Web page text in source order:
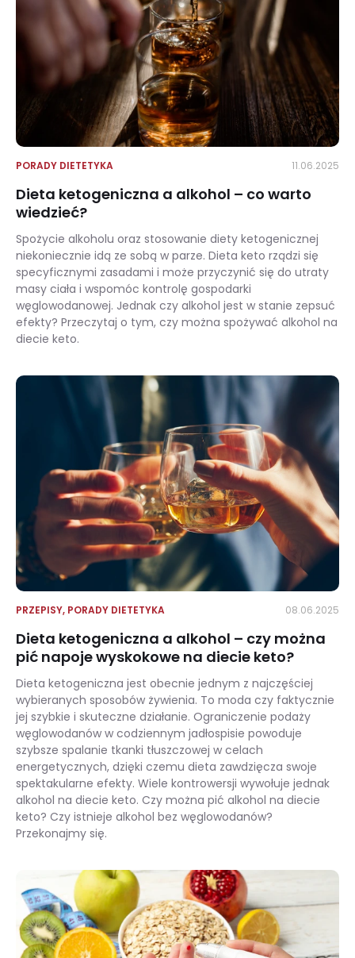
PORADY DIETETYKA 11.06.2025
Dieta ketogeniczna a alkohol – co warto
wiedzieć?
Spożycie alkoholu oraz stosowanie diety ketogenicznej
niekoniecznie idą ze sobą w parze. Dieta keto rządzi się
specyficznymi zasadami i może przyczynić się do utraty
masy ciała i wspomóc kontrolę gospodarki
węglowodanowej. Jednak czy alkohol jest w stanie zepsuć
efekty? Przeczytaj o tym, czy można spożywać alkohol na
diecie keto.
PRZEPISY, PORADY DIETETYKA 08.06.2025
Dieta ketogeniczna a alkohol – czy można
pić napoje wyskokowe na diecie keto?
Dieta ketogeniczna jest obecnie jednym z najczęściej
wybieranych sposobów żywienia. To moda czy faktycznie
jej szybkie i skuteczne działanie. Ograniczenie podaży
węglowodanów w codziennym jadłospisie powoduje
szybsze spalanie tkanki tłuszczowej w celach
energetycznych, dzięki czemu dieta zawdzięcza swoje
spektakularne efekty. Wiele kontrowersji wywołuje jednak
alkohol na diecie keto. Czy można pić alkohol na diecie
keto? Czy istnieje alkohol bez węglowodanów?
Przekonajmy się.